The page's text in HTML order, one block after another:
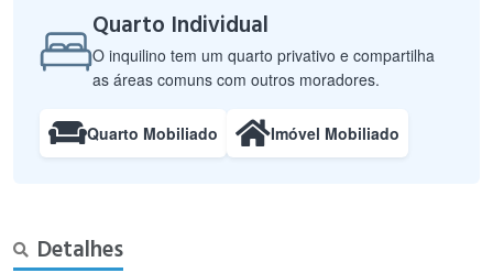
Quarto Individual
O inquilino tem um quarto privativo e compartilha
as áreas comuns com outros moradores.
Quarto Mobiliado Imóvel Mobiliado
Detalhes